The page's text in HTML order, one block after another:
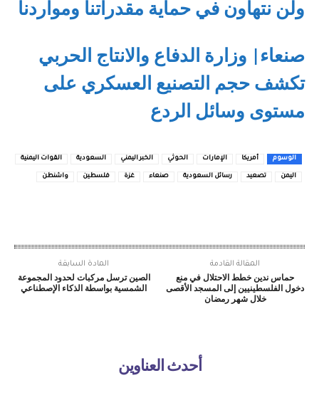
ولن نتهاون في حماية مقدراتنا ومواردنا
صنعاء| وزارة الدفاع والانتاج الحربي
تكشف حجم التصنيع العسكري على
مستوى وسائل الردع
الوسوم أمريكا الإمارات الحوثي الخبر اليمني السعودية القوات اليمنية
اليمن تصعيد رسائل السعودية صنعاء غزة فلسطين واشنطن
المادة السابقة
الصين ترسل مركبات لحدود المجموعة
الشمسية بواسطة الذكاء الإصطناعي
المقالة القادمة
حماس ندين خطط الاحتلال في منع
دخول الفلسطينيين إلى المسجد الأقصى
خلال شهر رمضان
أحدث العناوين